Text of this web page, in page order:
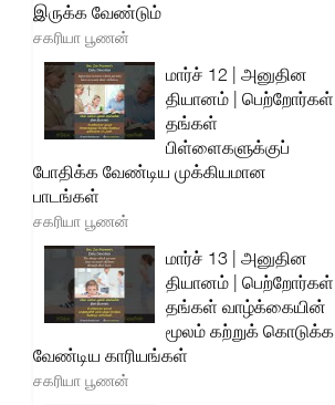
இருக்க வேண்டும்
சகரியா பூணன்
மார்ச் 12 | அனுதின
தியானம் | பெற்றோர்கள்
தங்கள்
பிள்ளைகளுக்குப்
போதிக்க வேண்டிய முக்கியமான
பாடங்கள்
சகரியா பூணன்
மார்ச் 13 | அனுதின
தியானம் | பெற்றோர்கள்
தங்கள் வாழ்க்கையின்
மூலம் கற்றுக் கொடுக்க
வேண்டிய காரியங்கள்
சகரியா பூணன்